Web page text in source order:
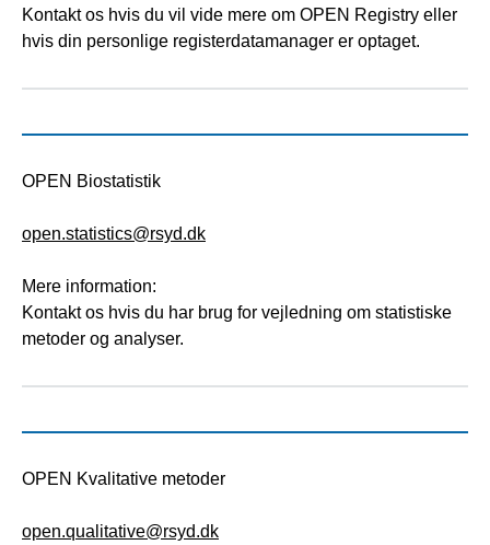
Kontakt os hvis du vil vide mere om OPEN Registry eller
hvis din personlige registerdatamanager er optaget.
OPEN Biostatistik
open.statistics@rsyd.dk
Mere information:
Kontakt os hvis du har brug for vejledning om statistiske
metoder og analyser.
OPEN Kvalitative metoder
open.qualitative@rsyd.dk